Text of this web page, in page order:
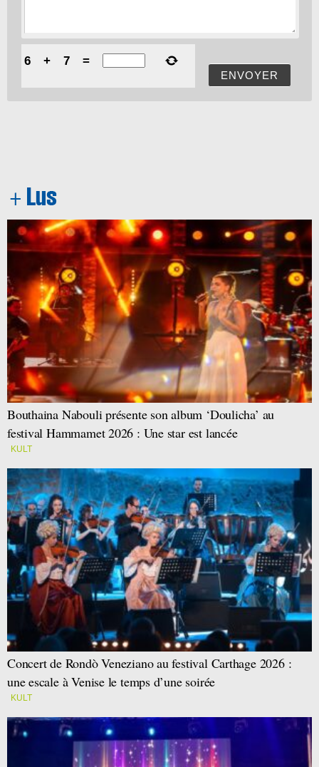
ENVOYER
6 + 7 =
Bouthaina Nabouli présente son album ‘Doulicha’ au
festival Hammamet 2026 : Une star est lancée
KULT
Concert de Rondò Veneziano au festival Carthage 2026 :
une escale à Venise le temps d’une soirée
KULT